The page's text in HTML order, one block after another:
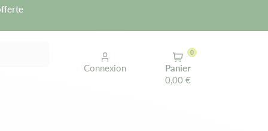
Connexion
Panier
0,00 €
0